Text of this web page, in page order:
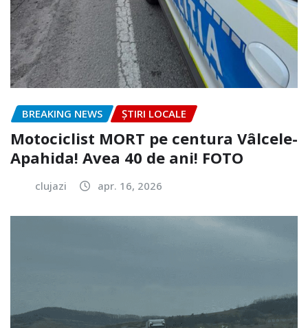
BREAKING NEWS ȘTIRI LOCALE
Motociclist MORT pe centura Vâlcele-
Apahida! Avea 40 de ani! FOTO
clujazi apr. 16, 2026